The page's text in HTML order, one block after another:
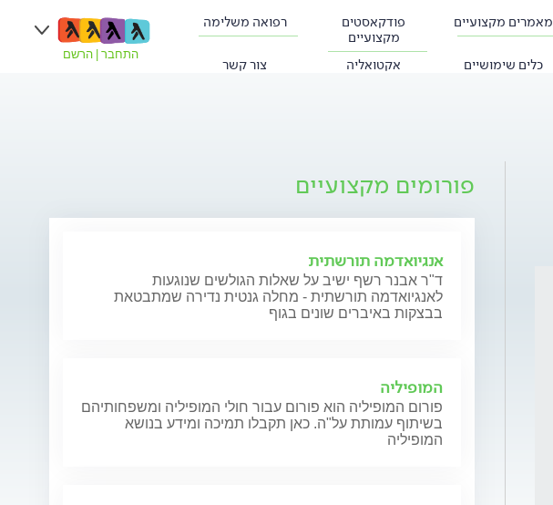
מאמרים מקצועיים
פודקאסטים
מקצועיים
רפואה משלימה
כלים שימושיים אקטואליה צור קשר
התחבר הרשם
פורומים מקצועיים
אנגיואדמה תורשתית
ד"ר אבנר רשף ישיב על שאלות הגולשים שנוגעות
לאנגיואדמה תורשתית - מחלה גנטית נדירה שמתבטאת
בבצקות באיברים שונים בגוף
המופיליה
פורום המופיליה הוא פורום עבור חולי המופיליה ומשפחותיהם
בשיתוף עמותת על"ה. כאן תקבלו תמיכה ומידע בנושא
המופיליה